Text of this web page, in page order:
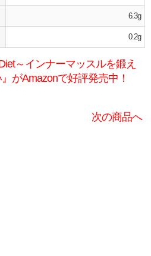
6.3g
0.2g
～インナーマッスルを鍛え
がAmazonで好評発売中！
次の商品へ